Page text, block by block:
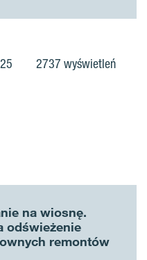
2737 wyświetleń
na wiosnę.
odświeżenie
remontów